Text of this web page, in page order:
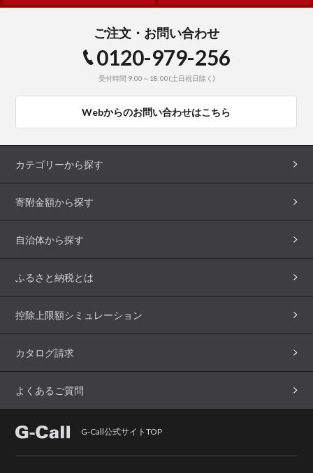
ご注文・お問い合わせ
0120-979-256
受付時間 9:00～18:00(土日祝日除く)
Webからのお問い合わせはこちら
カテゴリーから探す
寄附金額から探す
自治体から探す
ふるさと納税とは
控除上限額シミュレーション
カタログ請求
よくあるご質問
G-Call公式サイトTOP